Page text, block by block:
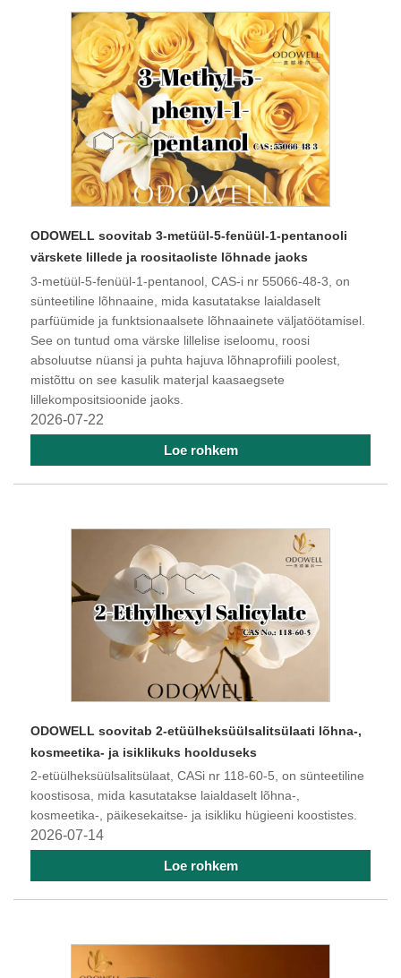
ODOWELL soovitab 3-metüül-5-fenüül-1-pentanooli
värskete lillede ja roositaoliste lõhnade jaoks
3-metüül-5-fenüül-1-pentanool, CAS-i nr 55066-48-3, on
sünteetiline lõhnaaine, mida kasutatakse laialdaselt
parfüümide ja funktsionaalsete lõhnaainete väljatöötamisel.
See on tuntud oma värske lillelise iseloomu, roosi
absoluutse nüansi ja puhta hajuva lõhnaprofiili poolest,
mistõttu on see kasulik materjal kaasaegsete
lillekompositsioonide jaoks.
2026-07-22
Loe rohkem
ODOWELL soovitab 2-etüülheksüülsalitsülaati lõhna-,
kosmeetika- ja isiklikuks hoolduseks
2-etüülheksüülsalitsülaat, CASi nr 118-60-5, on sünteetiline
koostisosa, mida kasutatakse laialdaselt lõhna-,
kosmeetika-, päikesekaitse- ja isikliku hügieeni koostistes.
2026-07-14
Loe rohkem